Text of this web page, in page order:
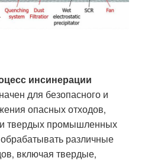
инсинерации
для безопасного и
опасных отходов,
и твердых промышленных
различные
включая твердые,